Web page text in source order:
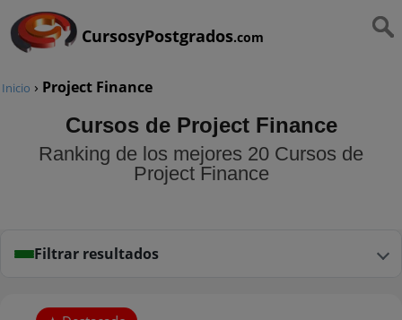
CursosyPostgrados.com
Inicio › Project Finance
Cursos de Project Finance
Ranking de los mejores 20 Cursos de
Project Finance
Filtrar resultados